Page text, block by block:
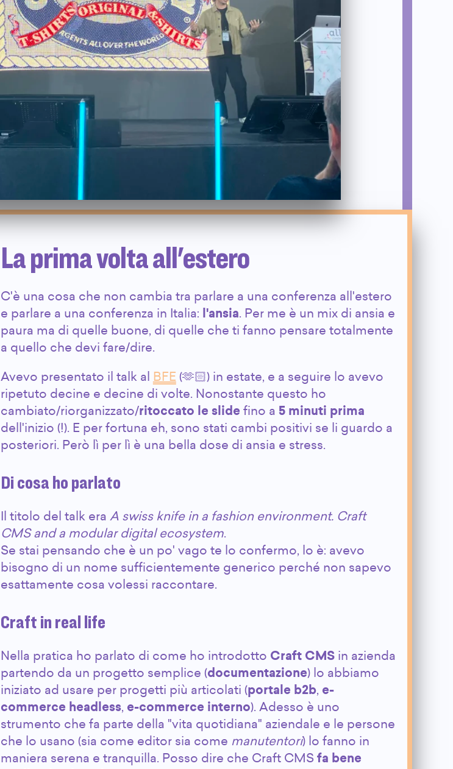
La prima volta all'estero
C'è una cosa che non cambia tra parlare a una conferenza all'estero
e parlare a una conferenza in Italia:
l'ansia. Per me è un mix di ansia e
paura ma di quelle buone, di quelle che ti fanno pensare totalmente
a quello che devi fare/dire.
Avevo presentato il talk al BFE (🫶🏻) in estate, e a seguire lo avevo
ripetuto decine e decine di volte. Nonostante questo ho
cambiato/riorganizzato/ritoccato le slide fino a 5 minuti prima
dell'inizio (!). E per fortuna eh, sono stati cambi positivi se li guardo a
posteriori. Però lì per lì è una bella dose di ansia e stress.
Di cosa ho parlato
Il titolo del talk era A swiss knife in a fashion environment. Craft
CMS and a modular digital ecosystem.
Se stai pensando che è un po' vago te lo confermo, lo è: avevo
bisogno di un nome sufficientemente generico perché non sapevo
esattamente cosa volessi raccontare.
Craft in real life
Nella pratica ho parlato di come ho introdotto Craft CMSin azienda
partendo da un progetto semplice (documentazione) lo abbiamo
iniziato ad usare per progetti più articolati (portale b2b, e-
commerce headless, e-commerce interno). Adesso è uno
strumento che fa parte della "vita quotidiana" aziendale e le persone
che lo usano (sia come editor sia come manutentori) lo fanno in
maniera serena e tranquilla. Posso dire che Craft CMS fa bene